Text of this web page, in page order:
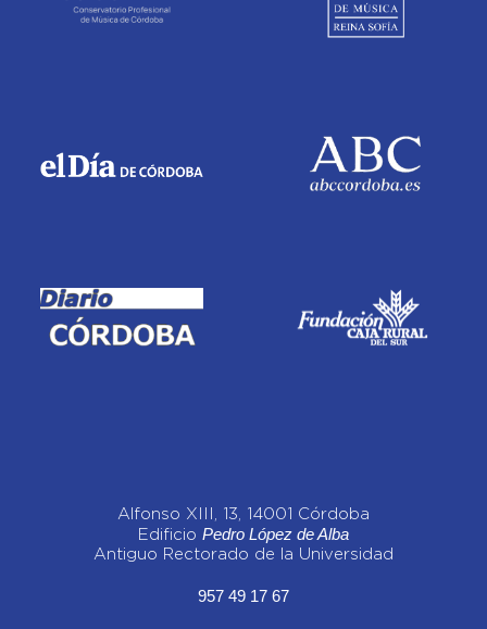
Alfonso XIII, 13, 14001 Córdoba
Edificio Pedro López de Alba
Antiguo Rectorado de la Universidad
957 49 17 67